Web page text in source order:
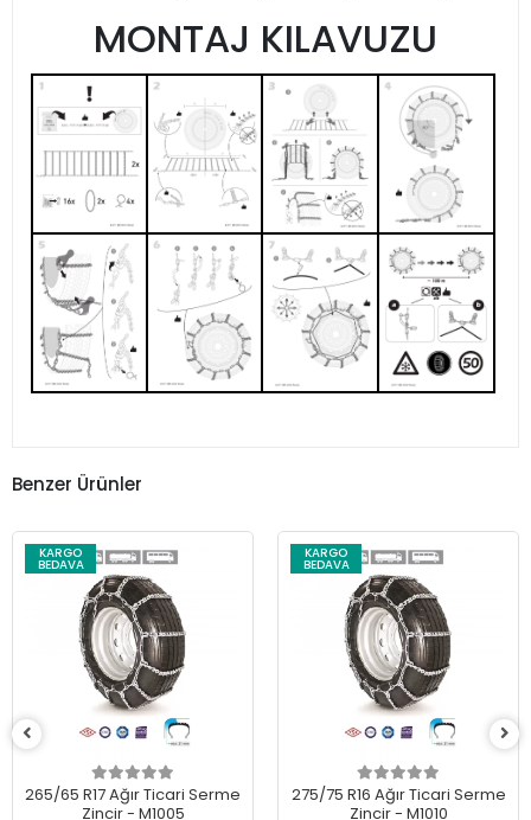
MONTAJ KILAVUZU
Benzer Ürünler
KARGO
BEDAVA
265/65 R17 Ağır Ticari Serme
Zincir - M1005
KARGO
BEDAVA
275/75 R16 Ağır Ticari Serme
Zincir - M1010